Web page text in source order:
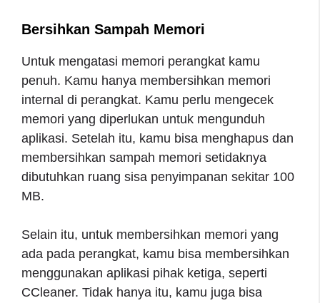
Bersihkan Sampah Memori
Untuk mengatasi memori perangkat kamu
penuh. Kamu hanya membersihkan memori
internal di perangkat. Kamu perlu mengecek
memori yang diperlukan untuk mengunduh
aplikasi. Setelah itu, kamu bisa menghapus dan
membersihkan sampah memori setidaknya
dibutuhkan ruang sisa penyimpanan sekitar 100
MB.
Selain itu, untuk membersihkan memori yang
ada pada perangkat, kamu bisa membersihkan
menggunakan aplikasi pihak ketiga, seperti
CCleaner. Tidak hanya itu, kamu juga bisa